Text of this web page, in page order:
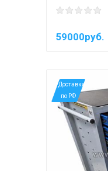
59000руб.
*Доставка
по РФ